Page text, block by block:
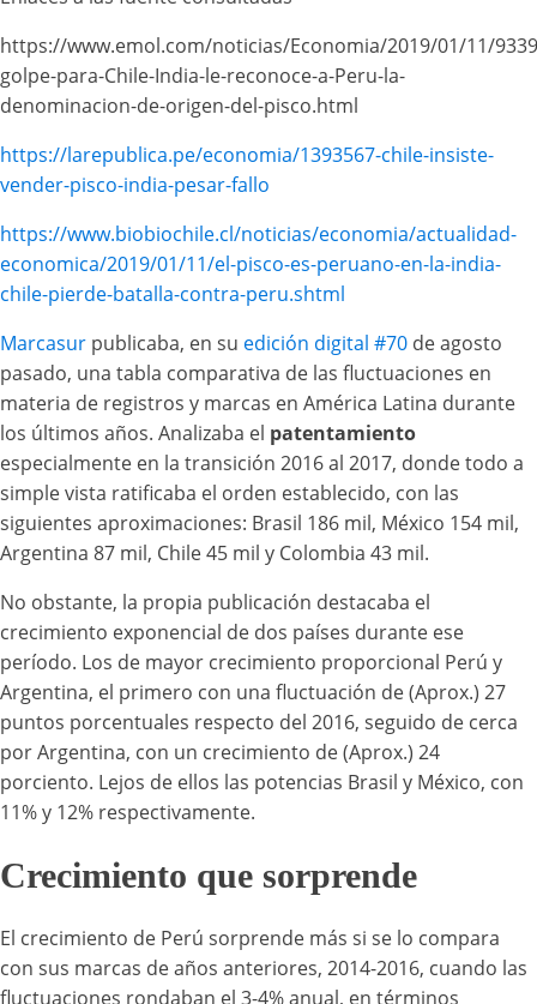
https://www.emol.com/noticias/Economia/2019/01/11/
golpe-para-Chile-India-le-reconoce-a-Peru-la-
denominacion-de-origen-del-pisco.html
https://larepublica.pe/economia/1393567-chile-insiste-
vender-pisco-india-pesar-fallo
https://www.biobiochile.cl/noticias/economia/actualidad-
economica/2019/01/11/el-pisco-es-peruano-en-la-india-
chile-pierde-batalla-contra-peru.shtml
Marcasur publicaba, en su edición digital #70 de agosto
pasado, una tabla comparativa de las fluctuaciones en
materia de registros y marcas en América Latina durante
los últimos años. Analizaba el patentamiento
especialmente en la transición 2016 al 2017, donde todo a
simple vista ratificaba el orden establecido, con las
siguientes aproximaciones: Brasil 186 mil, México 154 mil,
Argentina 87 mil, Chile 45 mil y Colombia 43 mil.
No obstante, la propia publicación destacaba el
crecimiento exponencial de dos países durante ese
período. Los de mayor crecimiento proporcional Perú y
Argentina, el primero con una fluctuación de (Aprox.) 27
puntos porcentuales respecto del 2016, seguido de cerca
por Argentina, con un crecimiento de (Aprox.) 24
porciento. Lejos de ellos las potencias Brasil y México, con
11% y 12% respectivamente.
Crecimiento que sorprende
El crecimiento de Perú sorprende más si se lo compara
con sus marcas de años anteriores, 2014-2016, cuando las
fluctuaciones rondaban el 3-4% anual, en términos